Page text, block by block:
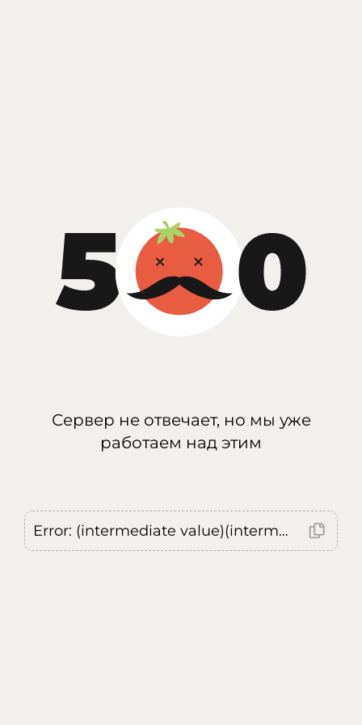
Сервер не отвечает, но мы уже
работаем над этим
Error: (intermediate value)(intermediate value)(intermediate value).replaceAll is not a function